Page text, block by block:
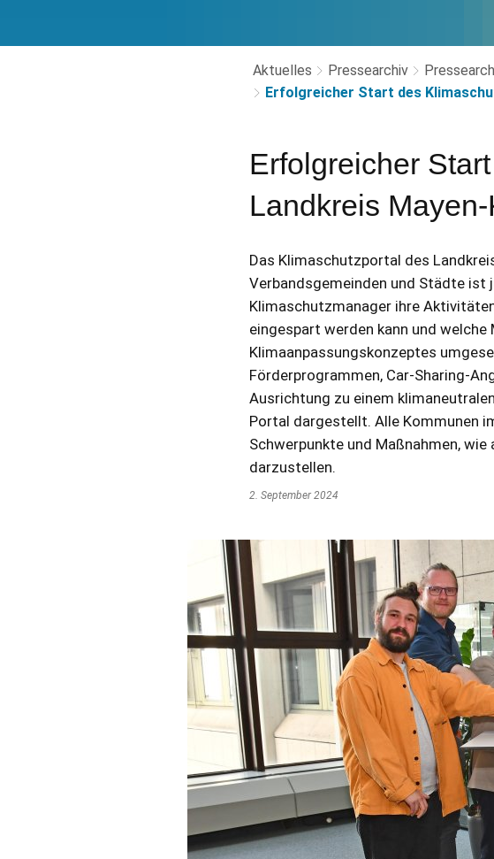
Aktuelles Pressearchiv
Erfolgreicher Start des
Erfolgreicher
Landkreis
Das Klimaschutzportal des
Verbandsgemeinden und Städte
Klimaschutzmanager ihre
eingespart werden kann und
Klimaanpassungskonzeptes
Förderprogrammen, Car-Sharing-
Ausrichtung zu einem
Portal dargestellt. Alle Kommunen
Schwerpunkte und Maßnahmen,
darzustellen.
2. September 2024